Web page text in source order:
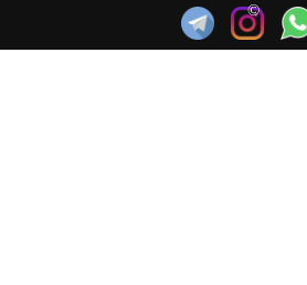
©